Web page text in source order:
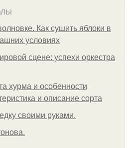
Как сушить яблоки в
условиях
сцене: успехи оркестра
хурма и особенности
и описание сорта
своими руками.